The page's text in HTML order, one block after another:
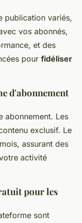
publication variés,
vos abonnés,
et des
pour fidéliser
d'abonnement
abonnement. Les
exclusif. Le
assurant des
activité
pour les
sont